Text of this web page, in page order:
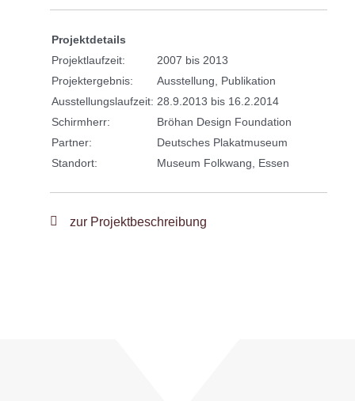
Projektdetails
Projektlaufzeit:
2007 bis 2013
Projektergebnis:
Ausstellung, Publikation
Ausstellungslaufzeit: 28.9.2013 bis 16.2.2014
Schirmherr:
Bröhan Design Foundation
Partner:
Deutsches Plakatmuseum
Standort:
Museum Folkwang, Essen
zur Projektbeschreibung